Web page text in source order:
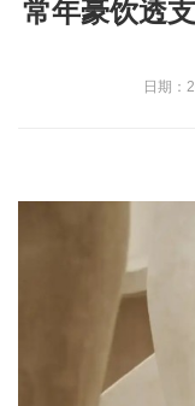
常年豪饮透
日期：